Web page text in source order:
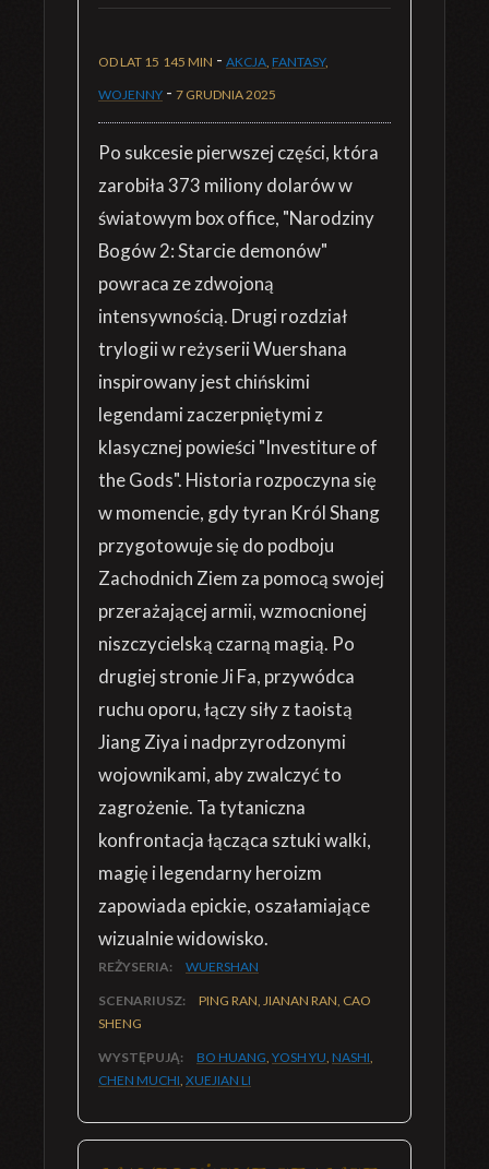
OD LAT 15 145 MIN - AKCJA, FANTASY,
WOJENNY - 7 GRUDNIA 2025
Po sukcesie pierwszej części, która
zarobiła 373 miliony dolarów w
światowym box office, "Narodziny
Bogów 2: Starcie demonów"
powraca ze zdwojoną
intensywnością. Drugi rozdział
trylogii w reżyserii Wuershana
inspirowany jest chińskimi
legendami zaczerpniętymi z
klasycznej powieści "Investiture of
the Gods". Historia rozpoczyna się
w momencie, gdy tyran Król Shang
przygotowuje się do podboju
Zachodnich Ziem za pomocą swojej
przerażającej armii, wzmocnionej
niszczycielską czarną magią. Po
drugiej stronie Ji Fa, przywódca
ruchu oporu, łączy siły z taoistą
Jiang Ziya i nadprzyrodzonymi
wojownikami, aby zwalczyć to
zagrożenie. Ta tytaniczna
konfrontacja łącząca sztuki walki,
magię i legendarny heroizm
zapowiada epickie, oszałamiające
wizualnie widowisko.
REŻYSERIA: WUERSHAN
SCENARIUSZ:
PING RAN, JIANAN RAN, CAO
SHENG
WYSTĘPUJĄ: BO HUANG, YOSH YU, NASHI,
CHEN MUCHI, XUEJIAN LI